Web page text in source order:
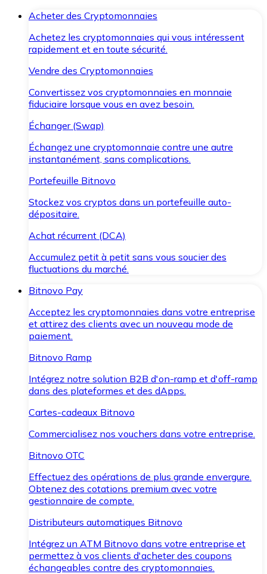
Acheter des Cryptomonnaies
Achetez les cryptomonnaies qui vous intéressent
rapidement et en toute sécurité.
Vendre des Cryptomonnaies
Convertissez vos cryptomonnaies en monnaie
fiduciaire lorsque vous en avez besoin.
Échanger (Swap)
Échangez une cryptomonnaie contre une autre
instantanément, sans complications.
Portefeuille Bitnovo
Stockez vos cryptos dans un portefeuille auto-
dépositaire.
Achat récurrent (DCA)
Accumulez petit à petit sans vous soucier des
fluctuations du marché.
Bitnovo Pay
Acceptez les cryptomonnaies dans votre entreprise
et attirez des clients avec un nouveau mode de
paiement.
Bitnovo Ramp
Intégrez notre solution B2B d'on-ramp et d'off-ramp
dans des plateformes et des dApps.
Cartes-cadeaux Bitnovo
Commercialisez nos vouchers dans votre entreprise.
Bitnovo OTC
Effectuez des opérations de plus grande envergure.
Obtenez des cotations premium avec votre
gestionnaire de compte.
Distributeurs automatiques Bitnovo
Intégrez un ATM Bitnovo dans votre entreprise et
permettez à vos clients d'acheter des coupons
échangeables contre des cryptomonnaies.